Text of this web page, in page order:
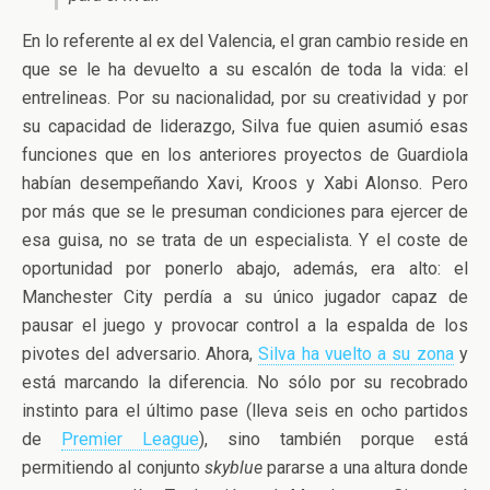
En lo referente al ex del Valencia, el gran cambio reside en
que se le ha devuelto a su escalón de toda la vida: el
entrelineas. Por su nacionalidad, por su creatividad y por
su capacidad de liderazgo, Silva fue quien asumió esas
funciones que en los anteriores proyectos de Guardiola
habían desempeñando Xavi, Kroos y Xabi Alonso. Pero
por más que se le presuman condiciones para ejercer de
esa guisa, no se trata de un especialista. Y el coste de
oportunidad por ponerlo abajo, además, era alto: el
Manchester City perdía a su único jugador capaz de
pausar el juego y provocar control a la espalda de los
pivotes del adversario. Ahora,Silva ha vuelto a su zonay
está marcando la diferencia. No sólo por su recobrado
instinto para el último pase (lleva seis en ocho partidos
de Premier League), sino también porque está
permitiendo al conjunto skybluepararse a una altura donde